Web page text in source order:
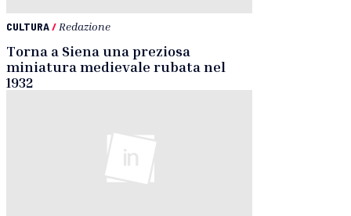
CULTURA/ Redazione
Torna a Siena una preziosa
miniatura medievale rubata nel
1932